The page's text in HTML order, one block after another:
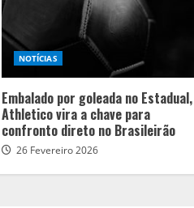
NOTÍCIAS
Embalado por goleada no Estadual,
Athletico vira a chave para
confronto direto no Brasileirão
26 Fevereiro 2026